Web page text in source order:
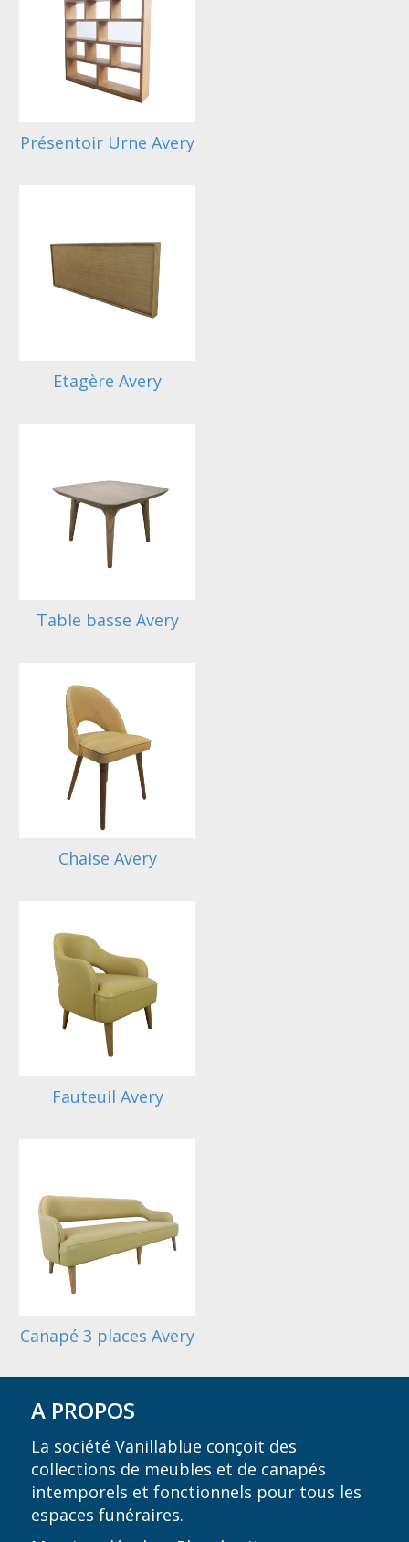
Présentoir Urne Avery
Etagère Avery
Table basse Avery
Chaise Avery
Fauteuil Avery
Canapé 3 places Avery
A PROPOS
La société Vanillablue conçoit des
collections de meubles et de canapés
intemporels et fonctionnels pour tous les
espaces funéraires.